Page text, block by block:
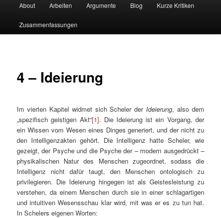
About Arbeiten Argumente Blog Kurze Kritiken
Zusammenfassungen
4 – Ideierung
Im vierten Kapitel widmet sich Scheler der Ideierung, also dem
„spezifisch geistigen Akt“[1]. Die Ideierung ist ein Vorgang, der
ein Wissen vom Wesen eines Dinges generiert, und der nicht zu
den Intelligenzakten gehört. Die Intelligenz hatte Scheler, wie
gezeigt, der Psyche und die Psyche der – modern ausgedrückt –
physikalischen Natur des Menschen zugeordnet, sodass die
Intelligenz nicht dafür taugt, den Menschen ontologisch zu
privilegieren. Die Ideierung hingegen ist als Geistesleistung zu
verstehen, da einem Menschen durch sie in einer schlagartigen
und intuitiven Wesensschau klar wird, mit was er es zu tun hat.
In Schelers eigenen Worten: